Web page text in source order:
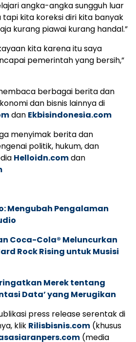
angka-angka sungguh luar
tapi kita koreksi diri kita banyak
kurang piawai kurang handal.”
kita karena itu saya
pemerintah yang bersih,”
berbagai berita dan
dan bisnis lainnya di
dan Ekbisindonesia.com
menyimak berita dan
politik, hukum, dan
Helloidn.comdan
Mengubah Pengalaman
Coca-Cola® Meluncurkan
Rock Rising untuk Musisi
Merek tentang
Data’ yang Merugikan
press release serentak di
klik Rilisbisnis.com (khusus
(media